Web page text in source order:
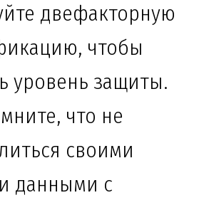
двефакторную
чтобы
уровень защиты.
что не
своими
данными с